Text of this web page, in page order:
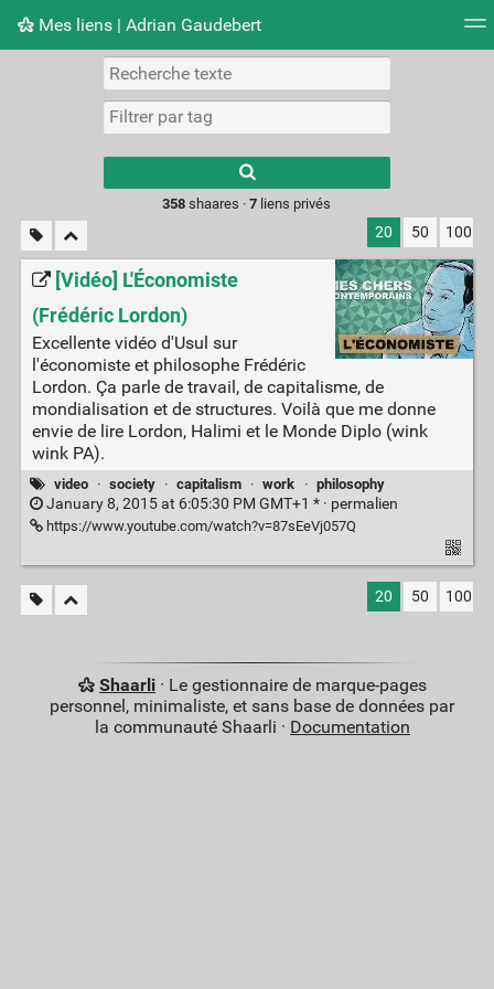
Mes liens | Adrian Gaudebert
Nuage de tags Mur d'images
results.
358 shaares ·7 liens privés
20 50 100
[Vidéo] L'Économiste
(Frédéric Lordon)
Excellente vidéo d'Usul sur
l'économiste et philosophe Frédéric
Lordon. Ça parle de travail, de capitalisme, de
mondialisation et de structures. Voilà que me donne
envie de lire Lordon, Halimi et le Monde Diplo (wink
wink PA).
video · society · capitalism · work · philosophy
January 8, 2015 at 6:05:30 PM GMT+1 * · permalien
https://www.youtube.com/watch?v=87sEeVj057Q
20 50 100
Shaarli· Le gestionnaire de marque-pages
personnel, minimaliste, et sans base de données par
la communauté Shaarli · Documentation